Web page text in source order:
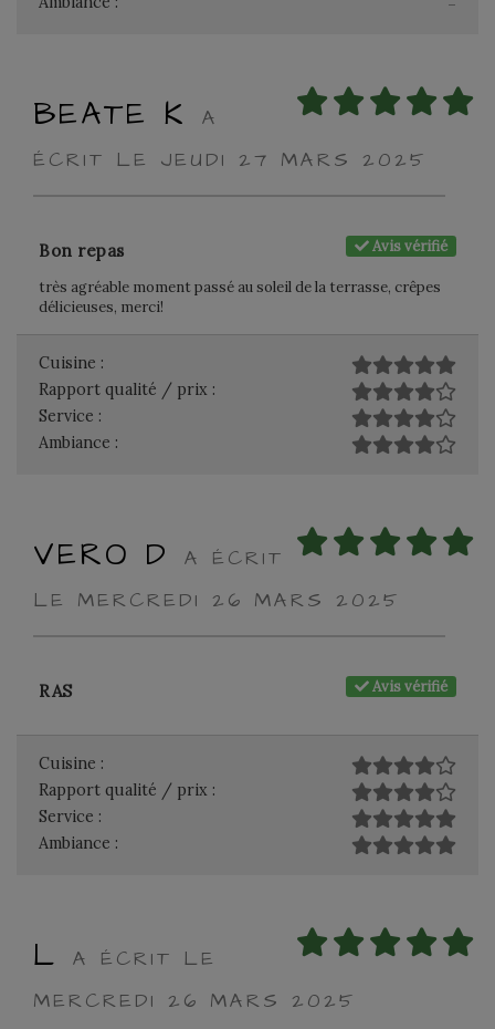
BEATE K
A
ÉCRIT LE JEUDI 27 MARS 2025
Avis vérifié
Bon repas
très agréable moment passé au soleil de la terrasse, crêpes
délicieuses, merci!
Cuisine :
Rapport qualité / prix :
Service :
Ambiance :
VERO D
A ÉCRIT
LE MERCREDI 26 MARS 2025
Avis vérifié
RAS
Cuisine :
Rapport qualité / prix :
Service :
Ambiance :
L
A ÉCRIT LE
MERCREDI 26 MARS 2025